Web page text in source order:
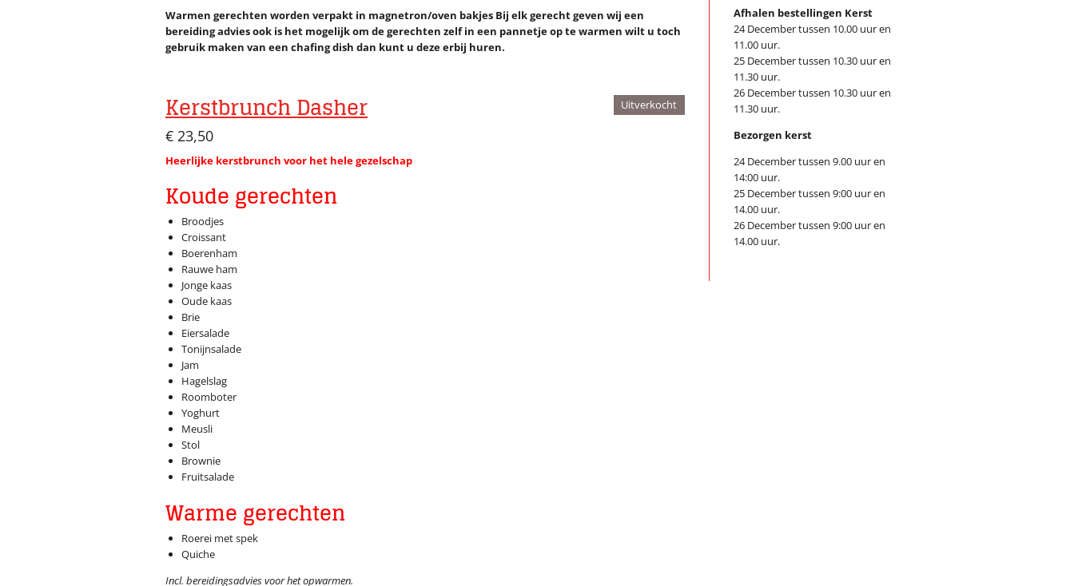
Warmen gerechten worden verpakt in magnetron/oven bakjes Bij elk gerecht geven wij een
bereiding advies ook is het mogelijk om de gerechten zelf in een pannetje op te warmen wilt u toch
gebruik maken van een chafing dish dan kunt u deze erbij huren.
Uitverkocht
Kerstbrunch Dasher
€ 23,50
Heerlijke kerstbrunch voor het hele gezelschap
Koude gerechten
Broodjes
Croissant
Boerenham
Rauwe ham
Jonge kaas
Oude kaas
Brie
Eiersalade
Tonijnsalade
Jam
Hagelslag
Roomboter
Yoghurt
Meusli
Stol
Brownie
Fruitsalade
Warme gerechten
Roerei met spek
Quiche
Incl. bereidingsadvies voor het opwarmen.
Afhalen bestellingen Kerst
24 December tussen 10.00 uur en
11.00 uur.
25 December tussen 10.30 uur en
11.30 uur.
26 December tussen 10.30 uur en
11.30 uur.
Bezorgen kerst
24 December tussen 9.00 uur en
14:00 uur.
25 December tussen 9:00 uur en
14.00 uur.
26 December tussen 9:00 uur en
14.00 uur.